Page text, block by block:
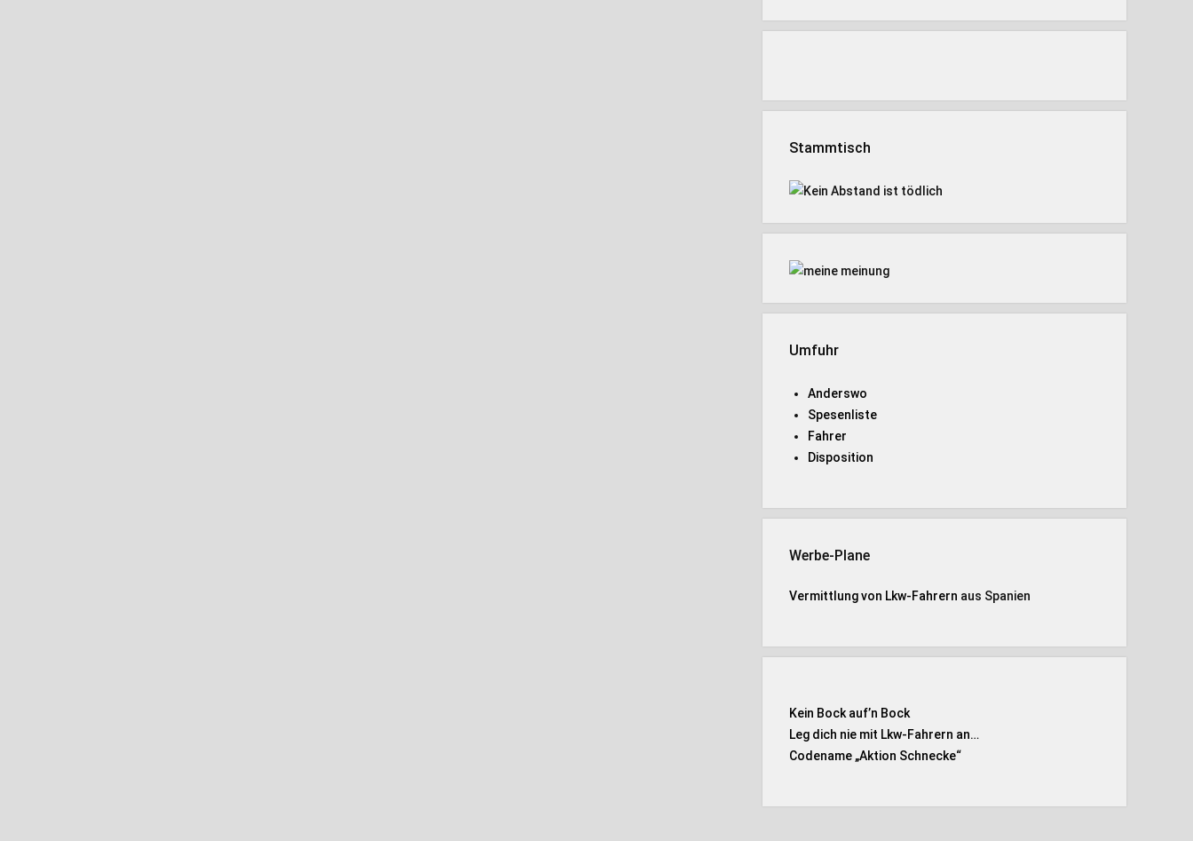
Stammtisch
Umfuhr
Anderswo
Spesenliste
Fahrer
Disposition
Werbe-Plane
Vermittlung von Lkw-Fahrern aus Spanien
Kein Bock auf’n Bock
Leg dich nie mit Lkw-Fahrern an…
Codename „Aktion Schnecke“